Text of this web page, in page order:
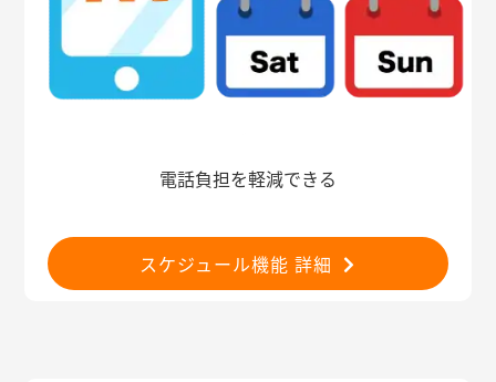
電話負担を軽減できる
スケジュール機能 詳細